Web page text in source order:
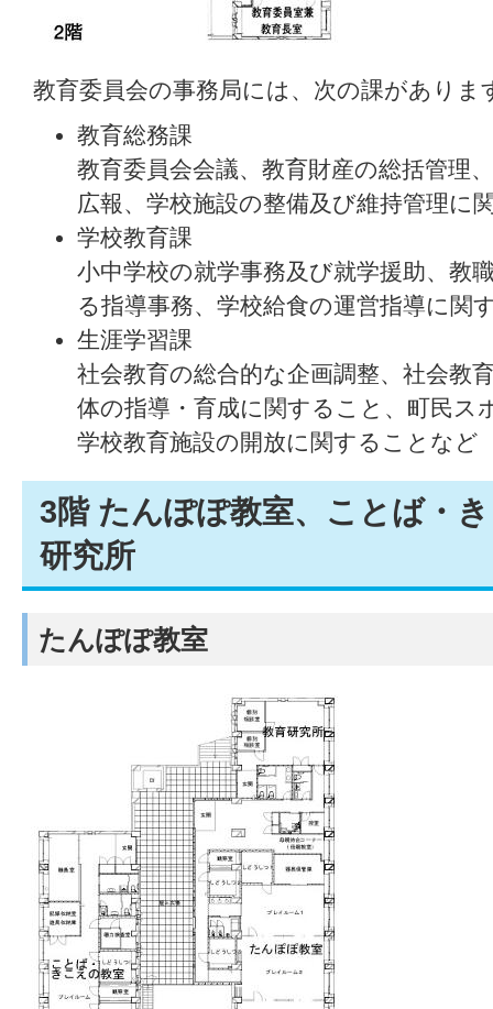
教育委員会の事務局には、次の課がありま
教育総務課
教育委員会会議、教育財産の総括管理
広報、学校施設の整備及び維持管理に
学校教育課
小中学校の就学事務及び就学援助、教
る指導事務、学校給食の運営指導に関
生涯学習課
社会教育の総合的な企画調整、社会教
体の指導・育成に関すること、町民ス
学校教育施設の開放に関することなど
3階 たんぽぽ教室、ことば・
研究所
たんぽぽ教室